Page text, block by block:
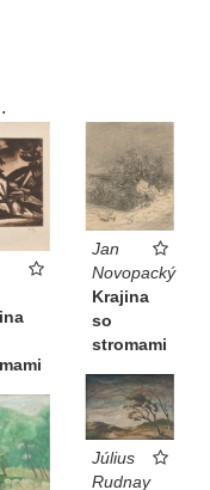
Jan
Novopacký
Krajina
so
stromami
Július
Rudnay